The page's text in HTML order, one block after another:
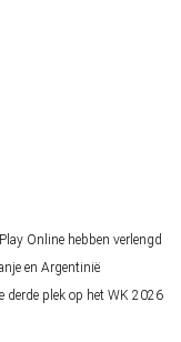
Online hebben verlengd
en Argentinië
derde plek op het WK 2026